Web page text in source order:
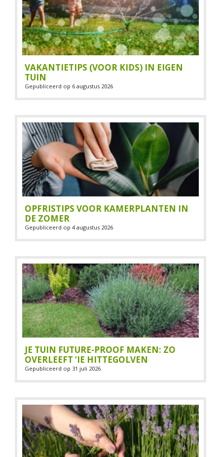
VAKANTIETIPS (VOOR KIDS) IN EIGEN
TUIN
Gepubliceerd op 6 augustus 2026
OPFRISTIPS VOOR KAMERPLANTEN IN
DE ZOMER
Gepubliceerd op 4 augustus 2026
JE TUIN FUTURE-PROOF MAKEN: ZO
OVERLEEFT ‘IE HITTEGOLVEN
Gepubliceerd op 31 juli 2026